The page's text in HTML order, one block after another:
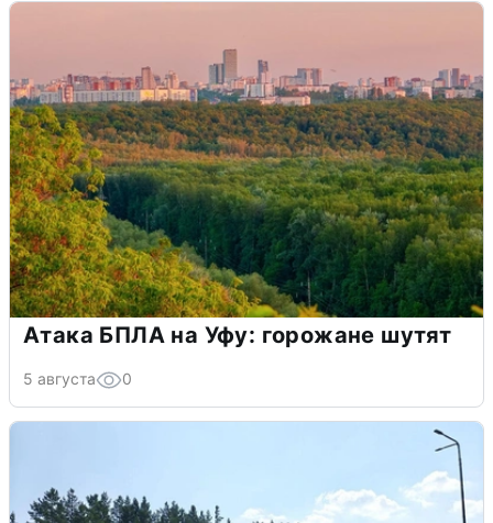
Атака БПЛА на Уфу: горожане шутят
5 августа 0